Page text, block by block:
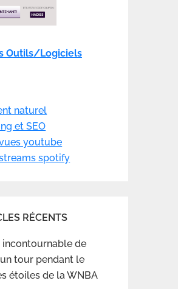
Outils/Logiciels
naturel
et SEO
youtube
spotify
RÉCENTS
incontournable de
tour pendant le
étoiles de la WNBA